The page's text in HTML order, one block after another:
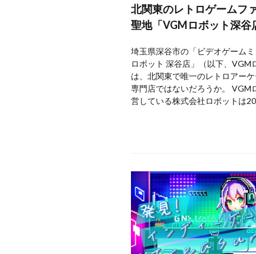
北関東のレトロゲームフ
聖地「VGMロボット深谷
埼玉県深谷市の「ビデオゲーム
ロボット 深谷店」（以下、VGM
は、北関東で唯一のレトロアー
専門店ではないだろうか。 VGM
営している株式会社ロボットは